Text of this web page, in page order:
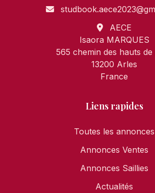
AECE
Isaora MARQUES
565 chemin des hauts de
13200 Arles
France
Liens rapides
Toutes les annonces
Annonces Ventes
Annonces Saillies
Actualités